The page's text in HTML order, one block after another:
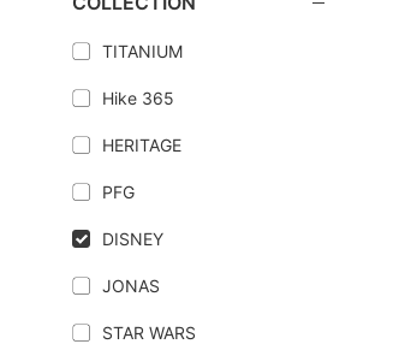
TITANIUM
Hike 365
HERITAGE
PFG
DISNEY
JONAS
STAR WARS